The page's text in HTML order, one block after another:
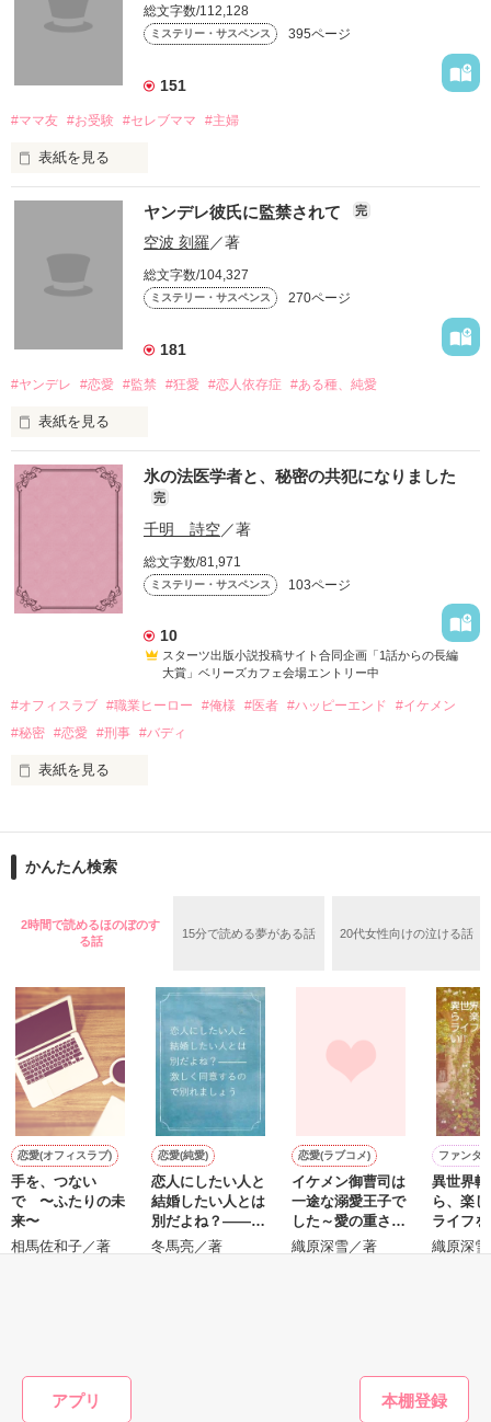
アプリ
総文字数/112,128
ミステリー・サスペンス 395ページ
151
#ママ友 #お受験 #セレブママ #主婦
表紙を見る
セレブママが集まる自由が丘のカフェで
ある女が警察に捕まる。
自分も子供も着飾り、有名な幼児教室に通う女に
いったい、何があったのか？
幼児教室で出会った、奈美、杏子、真琴。
３人は日々の子育てのことや日常のことをブログに綴っていく
お互いの日常を垣間見ることになり
彼女らのモラル（倫理、道徳）が壊れ始め…
モラルハザードを起こす…
＊モラルハザード
倫理の欠如。倫理観や道徳的節度がなくなり，社会的な責任を
果たさないこと。
wikipediaより
＊＊＊＊＊＊＊＊＊＊＊＊
森川奈美　27歳
ヤンデレ彼氏に監禁されて 完
空波 刻羅 ／著
総文字数/104,327
ミステリー・サスペンス 270ページ
181
#ヤンデレ #恋愛 #監禁 #狂愛 #恋人依存症 #ある種、純愛
表紙を見る
大学二年の冬のこと
｢久しぶり。いやぁ、脱獄するのに苦労したよ｣
爽やかに語る囚人
｢君に会うために、俺、頑張ったんだよ。
ああ、もう離さない｣
彼が、帰ってきた
そう理解するのには大分時間がかかり
※2009年2月15日完結作品。
作品を読む
氷の法医学者と、秘密の共犯になりました
完
千明 詩空／著
総文字数/81,971
ミステリー・サスペンス 103ページ
10
スターツ出版小説投稿サイト合同企画「1話からの長編
大賞」ベリーズカフェ会場エントリー中
#オフィスラブ #職業ヒーロー #俺様 #医者 #ハッピーエンド
#イケメン
#秘密 #恋愛 #刑事 #バディ
表紙を見る
集部おすすめ作品
かんたん検索
2時間で読めるほのぼのす
る話
15分で読める夢がある話 20代女性向けの泣ける話
恋愛(オフィスラブ)
手を、つない
で 〜ふたりの未
来〜
相馬佐和子／著
恋愛(純愛)
恋人にしたい人と
結婚したい人とは
別だよね？―――
激しく同意するの
冬馬亮／著
恋愛(ラブコメ)
イケメン御曹司は
一途な溺愛王子で
した～愛の重さは
ヘビー級？！～
織原深雪／著
ファンタ
異世界
ら、楽
ライフ
い!!
織原深